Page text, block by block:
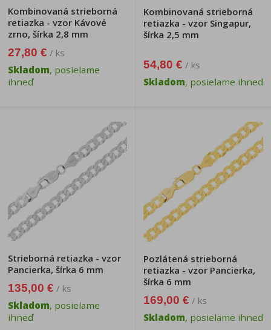
Kombinovaná strieborná
retiazka - vzor Kávové
zrno, šírka 2,8 mm
27,80 € / ks
Skladom, posielame
ihneď
Kombinovaná strieborná
retiazka - vzor Singapur,
šírka 2,5 mm
54,80 € / ks
Skladom, posielame ihneď
Strieborná retiazka - vzor
Pancierka, šírka 6 mm
135,00 € / ks
Skladom, posielame
ihneď
Pozlátená strieborná
retiazka - vzor Pancierka,
šírka 6 mm
169,00 € / ks
Skladom, posielame ihneď